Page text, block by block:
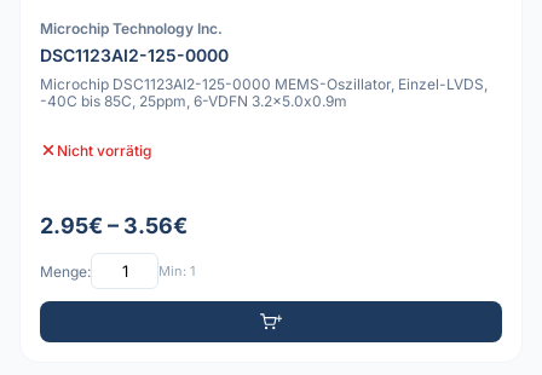
Microchip Technology Inc.
DSC1123AI2-125-0000
Microchip DSC1123AI2-125-0000 MEMS-Oszillator, Einzel-LVDS,
-40C bis 85C, 25ppm, 6-VDFN 3.2x5.0x0.9m
Nicht vorrätig
2.95€ – 3.56€
Menge: Min: 1